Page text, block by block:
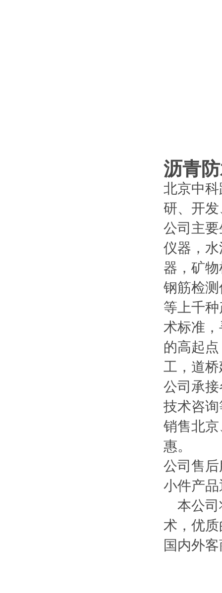
沥青
北京中
研、开
公司主
仪器，
器，矿
钢筋检
等上千
术标准
的高起
工，道
公司承
技术咨
销售北
惠。
公司售
小件产
本公司
术，优
国内外